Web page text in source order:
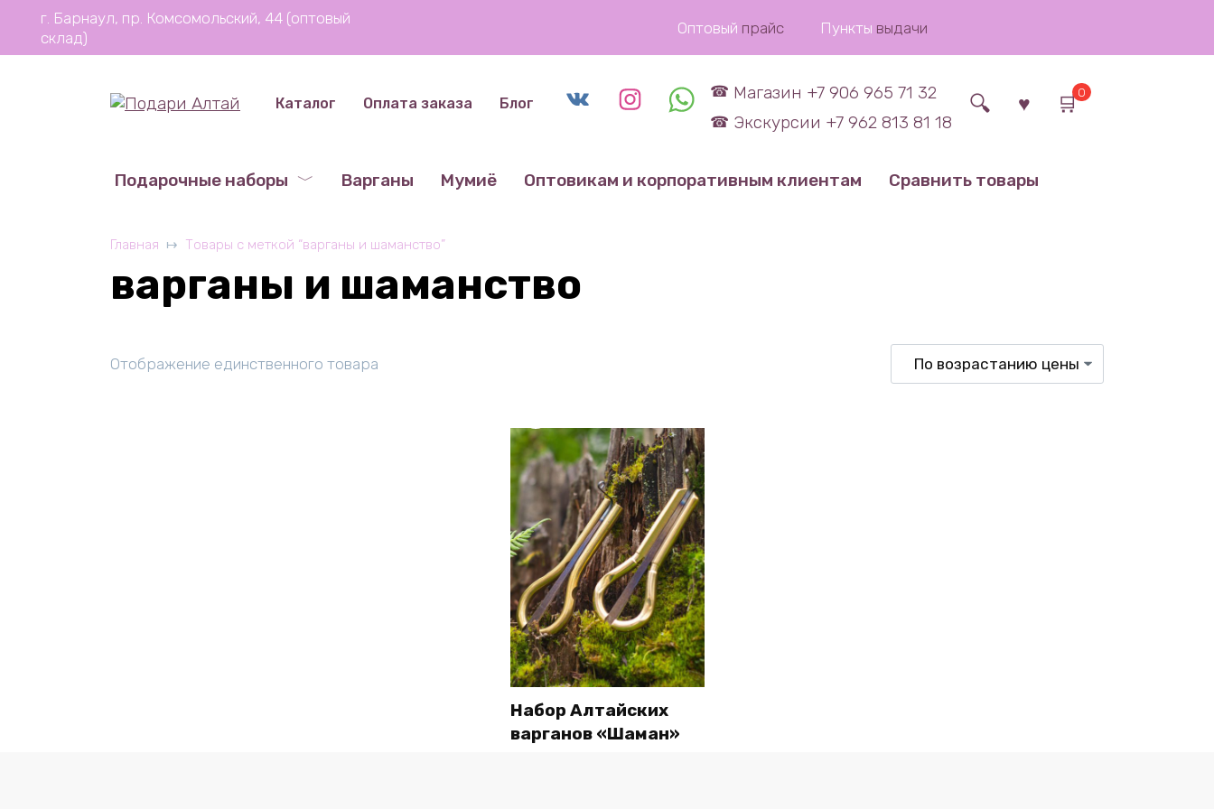
Перейти
содержанию
г. Барнаул, пр. Комсомольский, 44 (оптовый
склад)
Оптовый прайс Пункты выдачи
Каталог Оплата заказа Блог
Магазин +7 906 965 71 32
Экскурсии +7 962 813 81 18
0
Подарочные наборы Варганы Мумиё Оптовикам и корпоративным клиентам Сравнить товары
Главная Товары с меткой “варганы и шаманство”
варганы и шаманство
Отображение единственного товара
В корзину
Набор Алтайских
варганов «Шаман»